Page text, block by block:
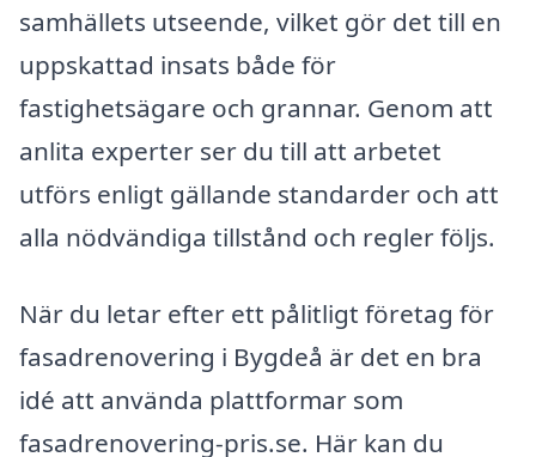
samhällets utseende, vilket gör det till en
uppskattad insats både för
fastighetsägare och grannar. Genom att
anlita experter ser du till att arbetet
utförs enligt gällande standarder och att
alla nödvändiga tillstånd och regler följs.
När du letar efter ett pålitligt företag för
fasadrenovering i Bygdeå är det en bra
idé att använda plattformar som
fasadrenovering-pris.se. Här kan du